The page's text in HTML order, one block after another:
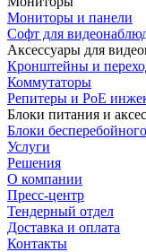
Мониторы и панели
Софт для
Аксессуары для
Кронштейны и
Коммутаторы
Репитеры и PoE
Блоки питания и
Блоки
Услуги
Решения
О компании
Пресс-центр
Тендерный отдел
Доставка и оплата
Контакты